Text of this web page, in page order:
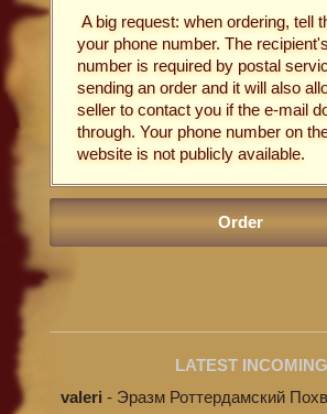
A big request: when ordering, tell
your phone number. The
number is required by postal
sending an order and it will also
seller to contact you if the e-mail
through. Your phone number on
website is not publicly available.
LATEST
valeri - Эразм Роттердамский